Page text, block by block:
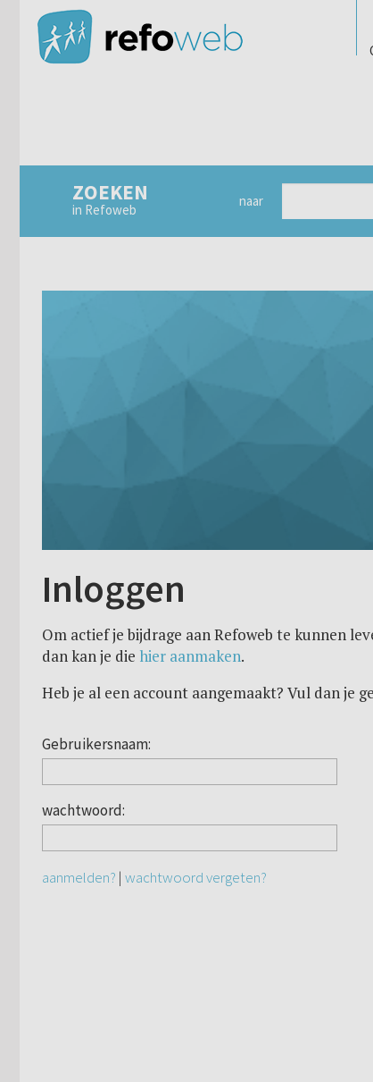
ZOEKEN
in Refoweb
naar
Inloggen
Om actief je bijdrage aan Refoweb te kunnen
dan kan je die hier aanmaken.
Heb je al een account aangemaakt? Vul dan je
Gebruikersnaam:
wachtwoord:
aanmelden? | wachtwoord vergeten?